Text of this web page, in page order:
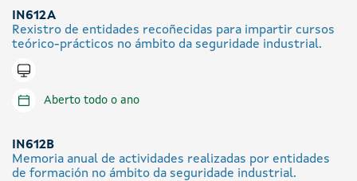
IN612A
Rexistro de entidades recoñecidas para impartir cursos
teórico-prácticos no ámbito da seguridade industrial.
Tramitar en liña
Aberto todo o ano
IN612B
Memoria anual de actividades realizadas por entidades
de formación no ámbito da seguridade industrial.